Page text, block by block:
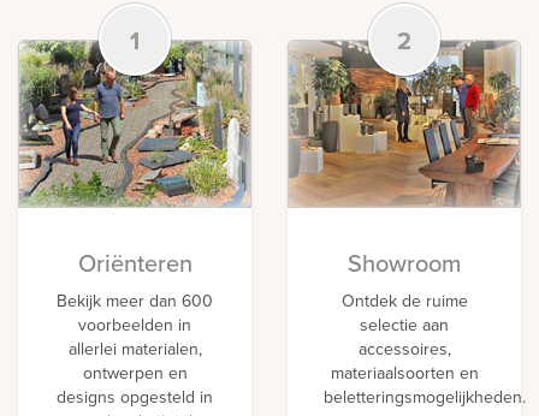
1
Oriënteren
Bekijk meer dan 600
voorbeelden in
allerlei materialen,
ontwerpen en
designs opgesteld in
2
Showroom
Ontdek de ruime
selectie aan
accessoires,
materiaalsoorten en
beletteringsmogelijkheden.